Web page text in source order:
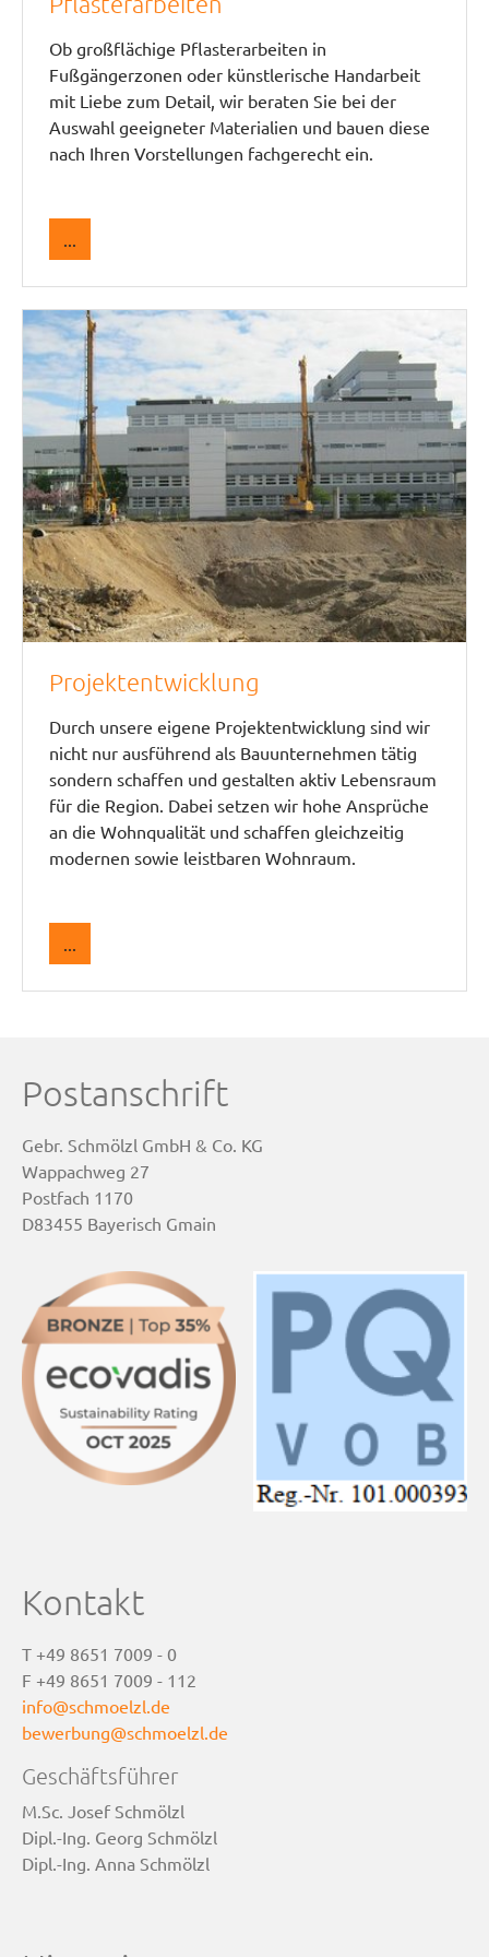
Ob großflächige Pflasterarbeiten in
Fußgängerzonen oder künstlerische Handarbeit
mit Liebe zum Detail, wir beraten Sie bei der
Auswahl geeigneter Materialien und bauen diese
nach Ihren Vorstellungen fachgerecht ein.
Projektentwicklung
Durch unsere eigene Projektentwicklung sind wir
nicht nur ausführend als Bauunternehmen tätig
sondern schaffen und gestalten aktiv Lebensraum
für die Region. Dabei setzen wir hohe Ansprüche
an die Wohnqualität und schaffen gleichzeitig
modernen sowie leistbaren Wohnraum.
...
Postanschrift
Gebr. Schmölzl GmbH & Co. KG
Wappachweg 27
Postfach 1170
D83455 Bayerisch Gmain
Kontakt
T +49 8651 7009 - 0
F +49 8651 7009 - 112
info@schmoelzl.de
bewerbung@schmoelzl.de
Geschäftsführer
M.Sc. Josef Schmölzl
Dipl.-Ing. Georg Schmölzl
Dipl.-Ing. Anna Schmölzl